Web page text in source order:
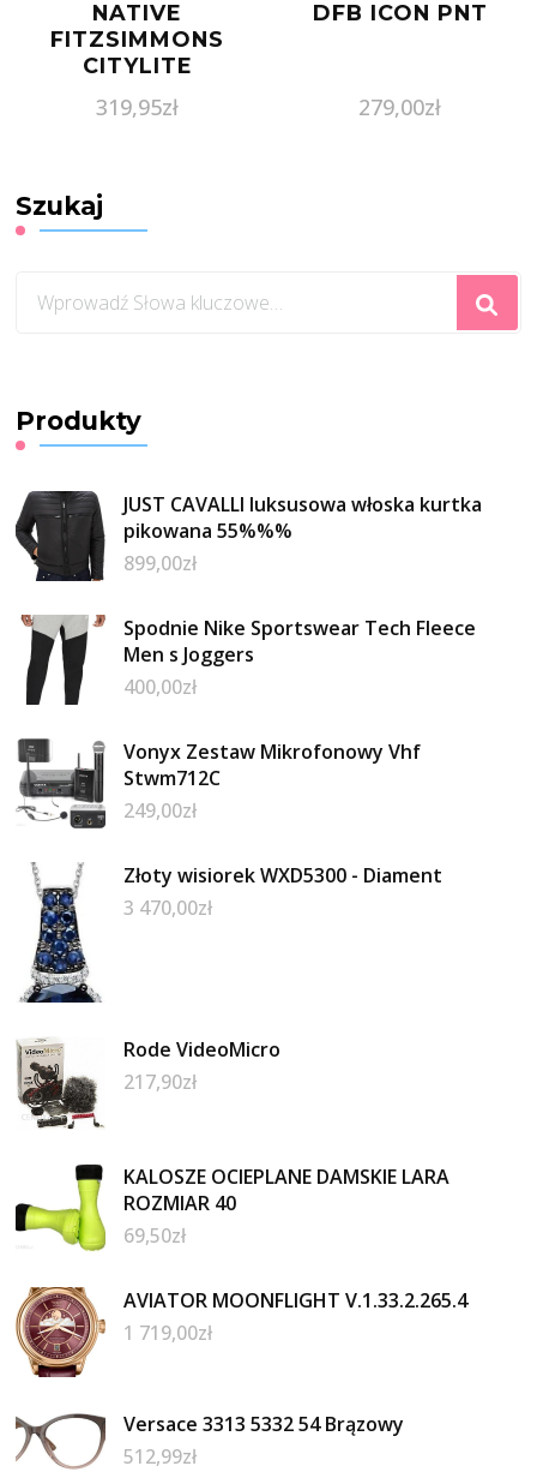
NATIVE
FITZSIMMONS
CITYLITE
319,95zł
DFB ICON PNT
279,00zł
Szukaj
czegoś?
Produkty
JUST CAVALLI luksusowa włoska kurtka
pikowana 55%%%
899,00zł
Spodnie Nike Sportswear Tech Fleece
Men s Joggers
400,00zł
Vonyx Zestaw Mikrofonowy Vhf
Stwm712C
249,00zł
Złoty wisiorek WXD5300 - Diament
3 470,00zł
Rode VideoMicro
217,90zł
KALOSZE OCIEPLANE DAMSKIE LARA
ROZMIAR 40
69,50zł
AVIATOR MOONFLIGHT V.1.33.2.265.4
1 719,00zł
Versace 3313 5332 54 Brązowy
512,99zł